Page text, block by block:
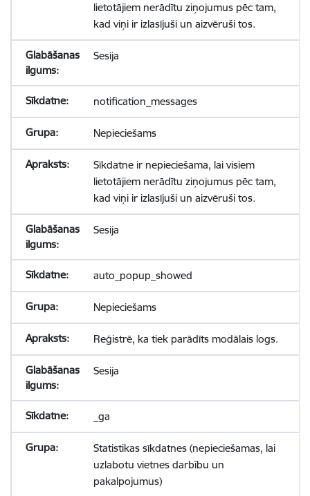
lietotājiem nerādītu ziņojumus pēc tam,
kad viņi ir izlasījuši un aizvēruši tos.
Sesija
notification_messages
Nepieciešams
Sīkdatne ir nepieciešama, lai visiem
lietotājiem nerādītu ziņojumus pēc tam,
kad viņi ir izlasījuši un aizvēruši tos.
Sesija
auto_popup_showed
Nepieciešams
Reģistrē, ka tiek parādīts modālais logs.
Sesija
_ga
Statistikas sīkdatnes (nepieciešamas, lai
uzlabotu vietnes darbību un
pakalpojumus)